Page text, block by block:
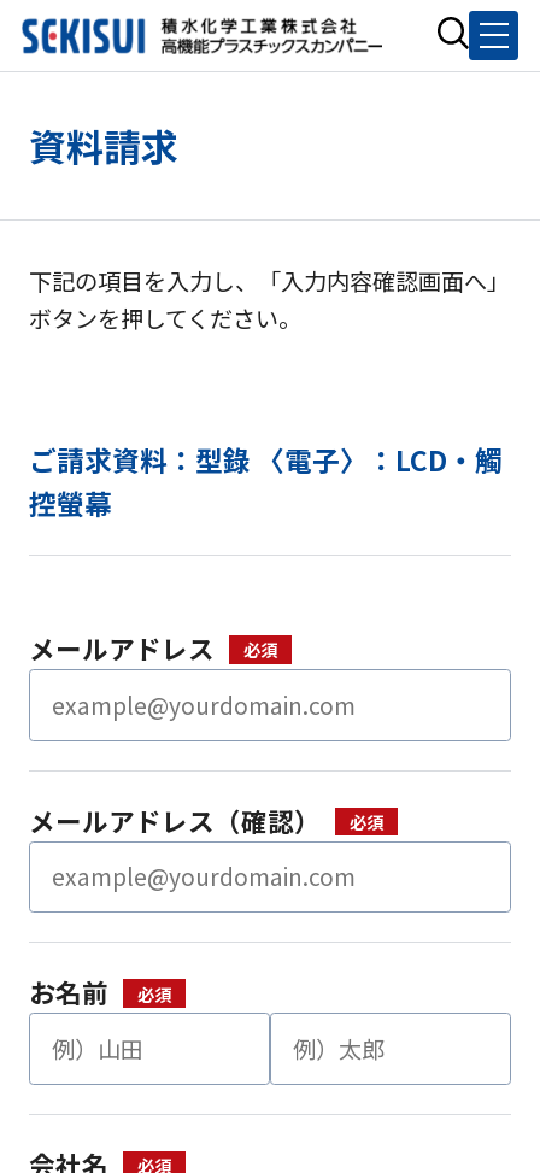
資料請求
下記の項目を入力し、「入力内容確認画面へ」
ボタンを押してください。
ご請求資料：型錄 〈電子〉：LCD・觸
控螢幕
メールアドレス
メールアドレス（確認）
お名前
会社名